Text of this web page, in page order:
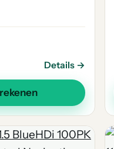
Details →